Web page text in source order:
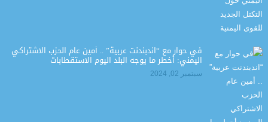
في حوار مع “اندبندنت عربية” .. أمين عام الحزب الاشتراكي
اليمني: أخطر ما يوجه البلد اليوم الاستقطابات
سبتمبر 02, 2024